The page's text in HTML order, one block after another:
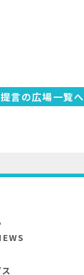
提言の広場一覧へ